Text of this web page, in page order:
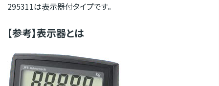
295311は表示器付タイプです。
【参考】表示器とは